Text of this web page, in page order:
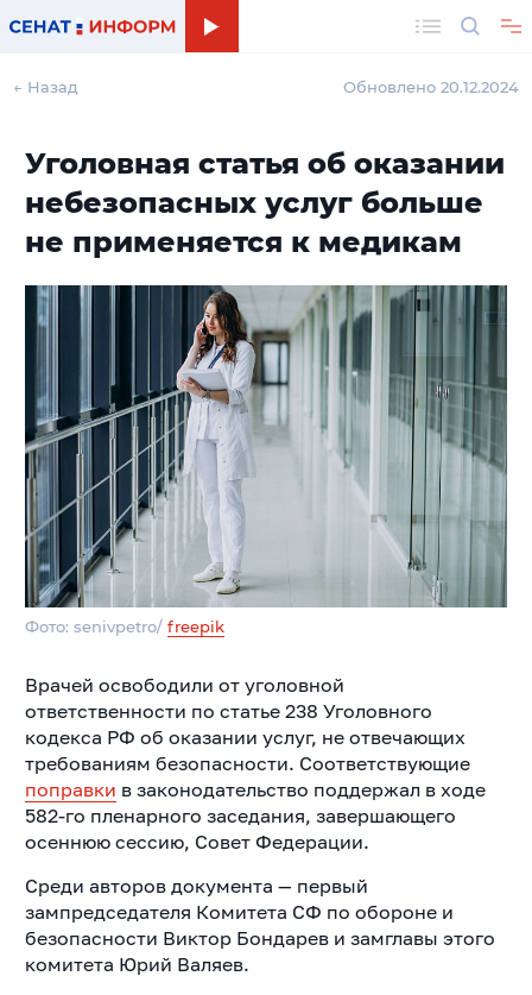
← Назад Обновлено 20.12.2024
Уголовная статья об оказании
небезопасных услуг больше
не применяется к медикам
Фото: senivpetro/ freepik
Врачей освободили от уголовной
ответственности по статье 238 Уголовного
кодекса РФ об оказании услуг, не отвечающих
требованиям безопасности. Соответствующие
поправки в законодательство поддержал в ходе
582-го пленарного заседания, завершающего
осеннюю сессию, Совет Федерации.
Среди авторов документа — первый
зампредседателя Комитета СФ по обороне и
безопасности Виктор Бондарев и замглавы этого
комитета Юрий Валяев.